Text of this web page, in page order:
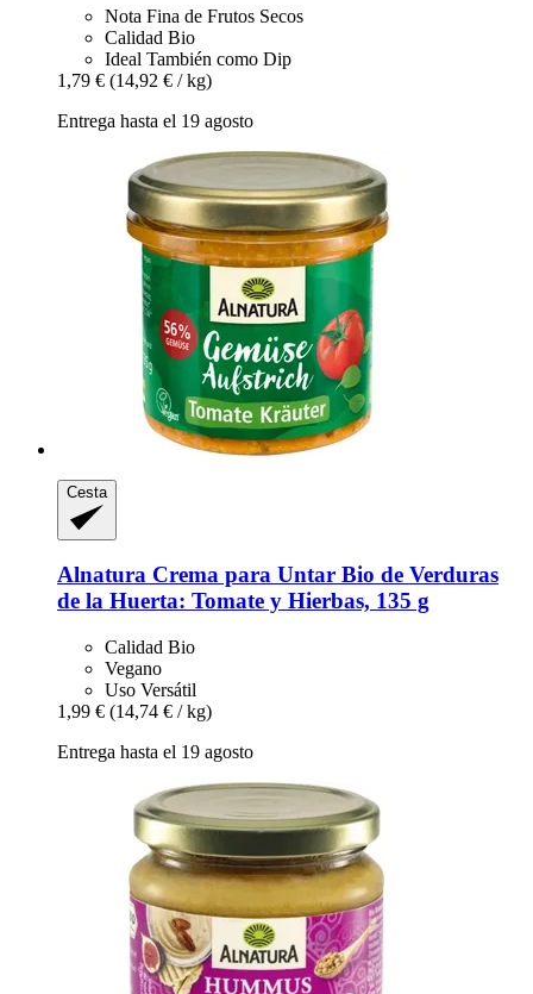
Nota Fina de Frutos Secos
Calidad Bio
Ideal También como Dip
1,79 € (14,92 € / kg)
Entrega hasta el 19 agosto
Cesta
Alnatura Crema para Untar Bio de Verduras
de la Huerta: Tomate y Hierbas, 135 g
Calidad Bio
Vegano
Uso Versátil
1,99 € (14,74 € / kg)
Entrega hasta el 19 agosto